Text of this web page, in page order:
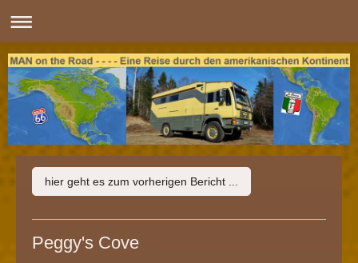
hier geht es zum vorherigen Bericht ...
Peggy's Cove